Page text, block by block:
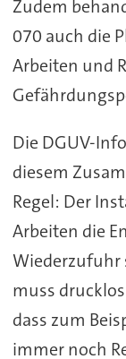
Zudem
070 auch die
Arbeiten und
Die DGUV-
diesem
Regel: Der
Arbeiten die
Wiederzufuhr
muss
dass zum
immer noch